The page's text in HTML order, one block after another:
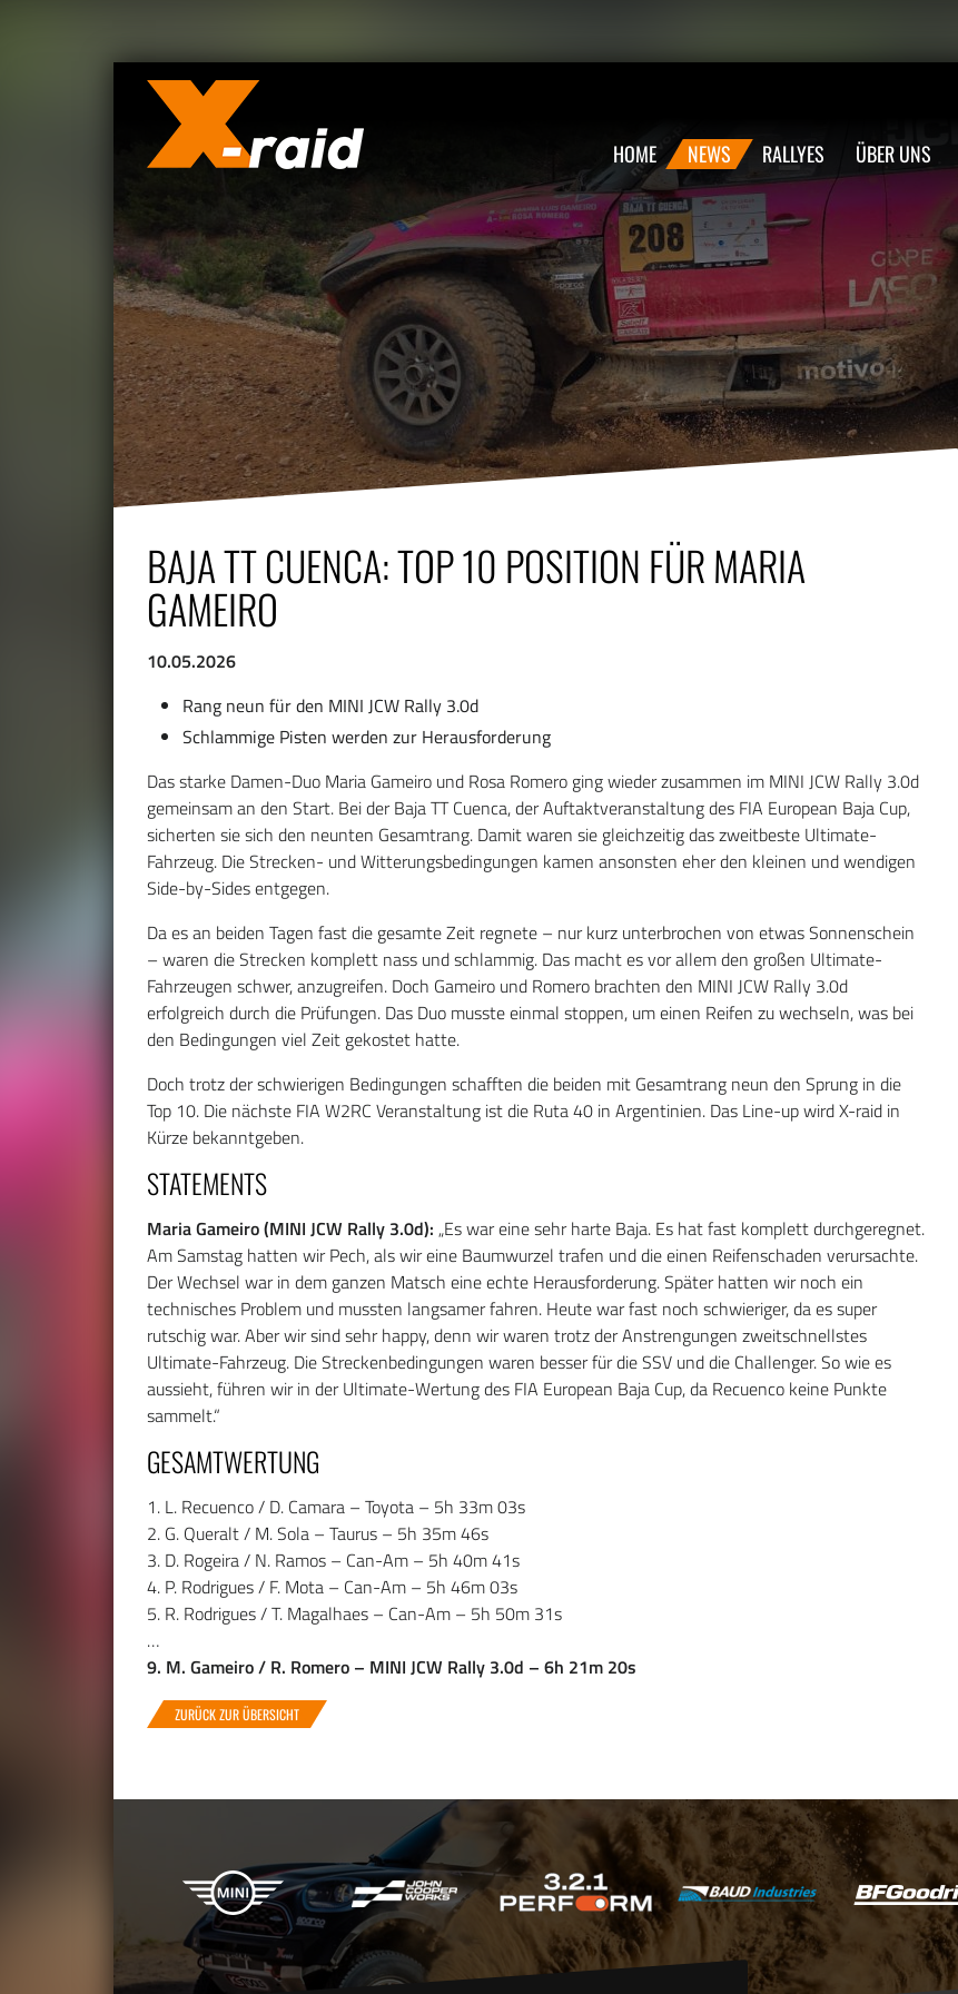
HOME NEWS RALLYES ÜBER UNS
BAJA TT CUENCA: TOP 10 POSITION FÜR MARIA
GAMEIRO
10.05.2026
Rang neun für den MINI JCW Rally 3.0d
Schlammige Pisten werden zur Herausforderung
Das starke Damen-Duo Maria Gameiro und Rosa Romero ging wieder zusammen im MINI JCW Rally 3.0d
gemeinsam an den Start. Bei der Baja TT Cuenca, der Auftaktveranstaltung des FIA European Baja Cup,
sicherten sie sich den neunten Gesamtrang. Damit waren sie gleichzeitig das zweitbeste Ultimate-
Fahrzeug. Die Strecken- und Witterungsbedingungen kamen ansonsten eher den kleinen und wendigen
Side-by-Sides entgegen.
Da es an beiden Tagen fast die gesamte Zeit regnete – nur kurz unterbrochen von etwas Sonnenschein
– waren die Strecken komplett nass und schlammig. Das macht es vor allem den großen Ultimate-
Fahrzeugen schwer, anzugreifen. Doch Gameiro und Romero brachten den MINI JCW Rally 3.0d
erfolgreich durch die Prüfungen. Das Duo musste einmal stoppen, um einen Reifen zu wechseln, was bei
den Bedingungen viel Zeit gekostet hatte.
Doch trotz der schwierigen Bedingungen schafften die beiden mit Gesamtrang neun den Sprung in die
Top 10. Die nächste FIA W2RC Veranstaltung ist die Ruta 40 in Argentinien. Das Line-up wird X-raid in
Kürze bekanntgeben.
STATEMENTS
Maria Gameiro (MINI JCW Rally 3.0d): „Es war eine sehr harte Baja. Es hat fast komplett durchgeregnet.
Am Samstag hatten wir Pech, als wir eine Baumwurzel trafen und die einen Reifenschaden verursachte.
Der Wechsel war in dem ganzen Matsch eine echte Herausforderung. Später hatten wir noch ein
technisches Problem und mussten langsamer fahren. Heute war fast noch schwieriger, da es super
rutschig war. Aber wir sind sehr happy, denn wir waren trotz der Anstrengungen zweitschnellstes
Ultimate-Fahrzeug. Die Streckenbedingungen waren besser für die SSV und die Challenger. So wie es
aussieht, führen wir in der Ultimate-Wertung des FIA European Baja Cup, da Recuenco keine Punkte
sammelt.“
GESAMTWERTUNG
1. L. Recuenco / D. Camara – Toyota – 5h 33m 03s
2. G. Queralt / M. Sola – Taurus – 5h 35m 46s
3. D. Rogeira / N. Ramos – Can-Am – 5h 40m 41s
4. P. Rodrigues / F. Mota – Can-Am – 5h 46m 03s
5. R. Rodrigues / T. Magalhaes – Can-Am – 5h 50m 31s
…
9. M. Gameiro / R. Romero – MINI JCW Rally 3.0d – 6h 21m 20s
ZURÜCK ZUR ÜBERSICHT
X-raid Partner